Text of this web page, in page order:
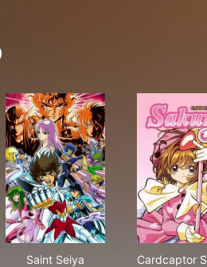
Saint Seiya Cardcaptor